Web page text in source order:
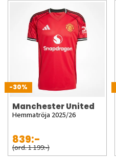
-30%
Manchester United
Hemmatröja 2025/26
839:-
(ord. 1 199:-)